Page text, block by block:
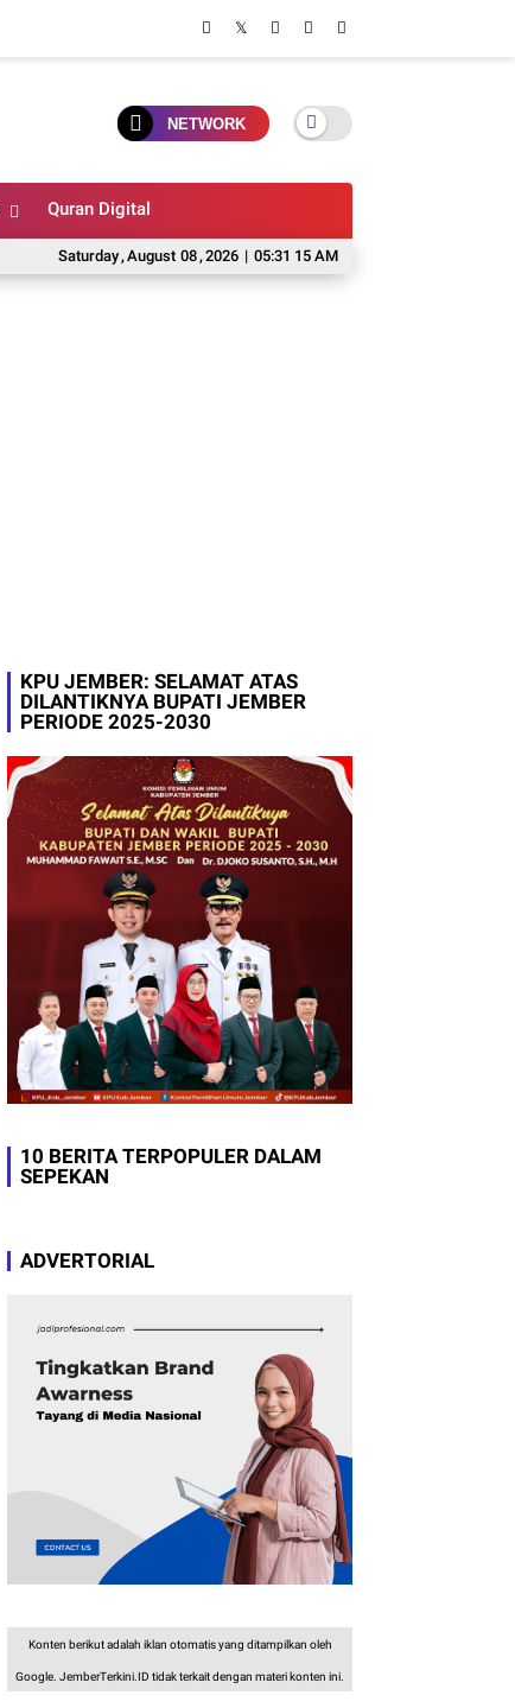
NETWORK
Quran Digital
Saturday,August 08,2026 | 05:31 16 AM
KPU JEMBER: SELAMAT ATAS
DILANTIKNYA BUPATI JEMBER
PERIODE 2025-2030
10 BERITA TERPOPULER DALAM
SEPEKAN
ADVERTORIAL
Konten berikut adalah iklan otomatis yang ditampilkan oleh
Google. JemberTerkini.ID tidak terkait dengan materi konten ini.